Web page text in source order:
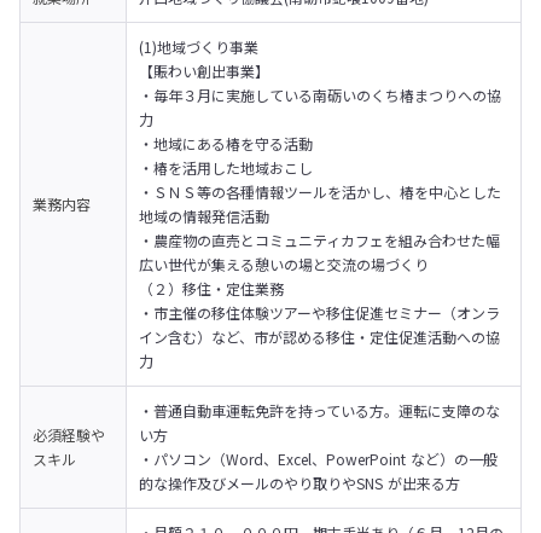
業務内容
(1)地域づくり事業
【賑わい創出事業】
・毎年３月に実施している南砺いのくち椿まつりへの協
力
・地域にある椿を守る活動
・椿を活用した地域おこし
・ＳＮＳ等の各種情報ツールを活かし、椿を中心とした
地域の情報発信活動
・農産物の直売とコミュニティカフェを組み合わせた幅
広い世代が集える憩いの場と交流の場づくり
（２）移住・定住業務
・市主催の移住体験ツアーや移住促進セミナー（オンラ
イン含む）など、市が認める移住・定住促進活動への協
力
必須経験や
スキル
・普通自動車運転免許を持っている方。運転に支障のな
い方
・パソコン（Word、Excel、PowerPoint など）の一般
的な操作及びメールのやり取りやSNS が出来る方